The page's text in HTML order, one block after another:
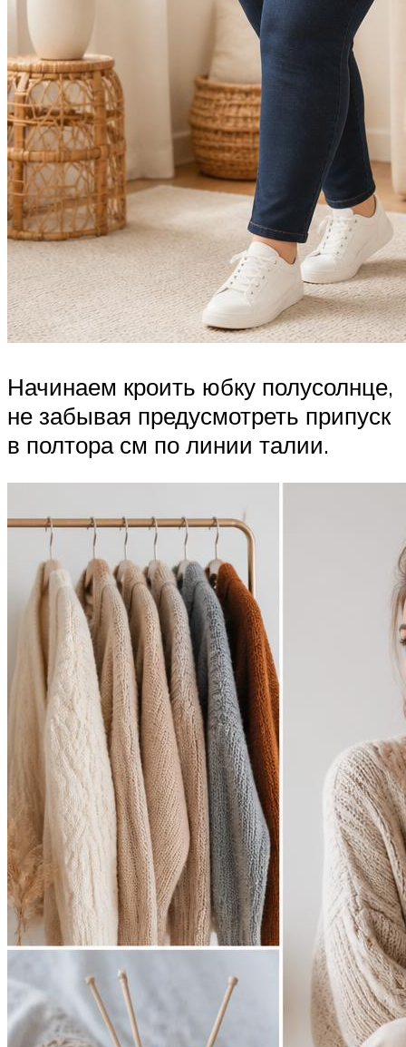
Начинаем кроить юбку полусолнце,
не забывая предусмотреть припуск
в полтора см по линии талии.